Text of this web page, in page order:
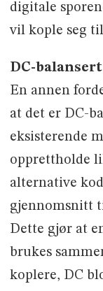
digitale
vil kople seg
DC-balansert
En annen
at det er DC-
eksisterende
opprettholde
alternative
gjennomsnitt
Dette gjør at
brukes
koplere, DC